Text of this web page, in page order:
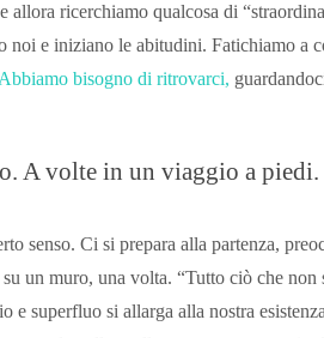
ricerchiamo qualcosa di
e iniziano le abitudini. Fatichiamo a
Abbiamo bisogno di ritrovarci,
A volte in un viaggio a
senso. Ci si prepara alla partenza,
un muro, una volta. “Tutto ciò che non
e superfluo si allarga alla nostra